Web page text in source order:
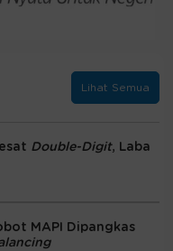
Lihat Semua
Double-Digit, Laba
MAPI Dipangkas